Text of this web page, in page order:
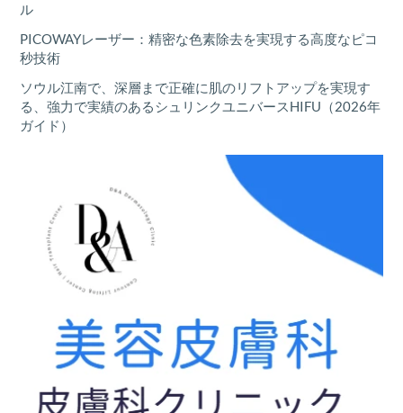
ル
PICOWAYレーザー：精密な色素除去を実現する高度なピコ
秒技術
ソウル江南で、深層まで正確に肌のリフトアップを実現す
る、強力で実績のあるシュリンクユニバースHIFU（2026年
ガイド）